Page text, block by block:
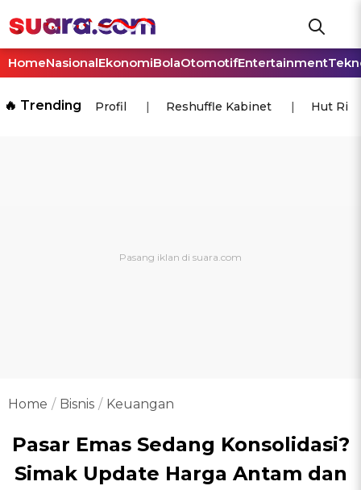
HomeNasionalEkonomiBolaOtomotifEntertainment
🔥 Trending Profil Reshuffle Kabinet Hut Ri
Home Bisnis Keuangan
Pasar Emas Sedang Konsolidasi?
Simak Update Harga Antam dan